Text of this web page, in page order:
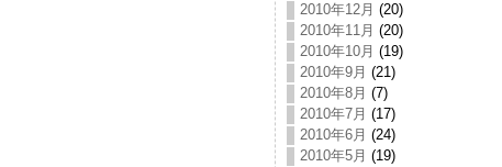
2010年12月 (20)
2010年11月 (20)
2010年10月 (19)
2010年9月 (21)
2010年8月 (7)
2010年7月 (17)
2010年6月 (24)
2010年5月 (19)